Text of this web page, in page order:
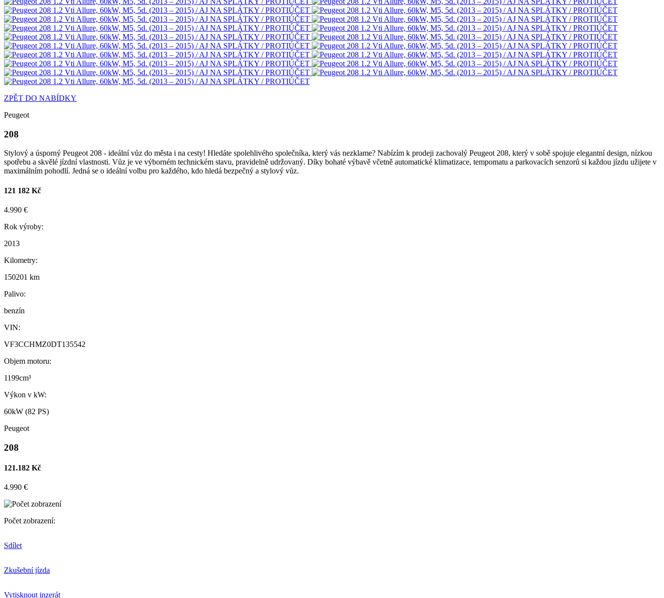
ZPĚT DO NABÍDKY
Peugeot
208
Stylový a úsporný Peugeot 208 - ideální vůz do města i na cesty! Hledáte spolehlivého společníka, který vás nezklame? Nabízím k prodeji zachovalý Peugeot 208, který v sobě spojuje elegantní design, nízkou
spotřebu a skvělé jízdní vlastnosti. Vůz je ve výborném technickém stavu, pravidelně udržovaný. Díky bohaté výbavě včetně automatické klimatizace, tempomatu a parkovacích senzorů si každou jízdu užijete v
maximálním pohodlí. Jedná se o ideální volbu pro každého, kdo hledá bezpečný a stylový vůz.
121 182 Kč
4.990 €
Rok výroby:
2013
Kilometry:
150201 km
Palivo:
benzín
VIN:
VF3CCHMZ0DT135542
Objem motoru:
1199cm³
Výkon v kW:
60kW (82 PS)
Peugeot
208
121.182 Kč
4.990 €
Počet zobrazení:
Sdílet
Zkušební jízda
Vytisknout inzerát